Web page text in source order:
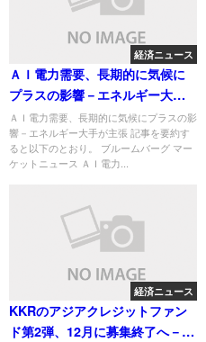
経済ニュース
ＡＩ電力需要、長期的に気候に
プラスの影響－エネルギー大手
が主張
ＡＩ電力需要、長期的に気候にプラスの影
響－エネルギー大手が主張 記事を要約す
ると以下のとおり。 ブルームバーグ マー
ケットニュース ＡＩ電力...
経済ニュース
KKRのアジアクレジットファン
ド第2弾、12月に募集終了へ－関